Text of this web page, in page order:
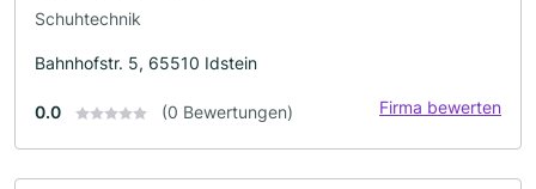
Schuhtechnik
Bahnhofstr. 5, 65510 Idstein
0.0 (0 Bewertungen) Firma bewerten